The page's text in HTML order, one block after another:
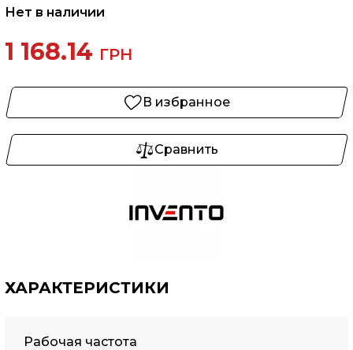
Нет в наличии
1 168.14 ГРН
В избранное
Сравнить
ХАРАКТЕРИСТИКИ
Рабочая частота